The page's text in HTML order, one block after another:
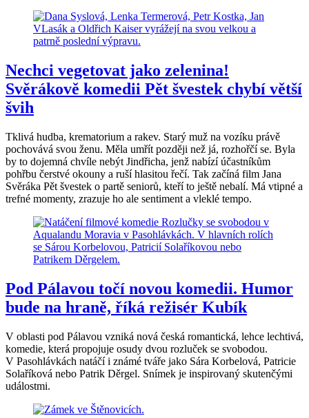
Nechci vegetovat jako zelenina!
Svěrákově komedii Pět švestek chybí větší
švih
Tklivá hudba, krematorium a rakev. Starý muž na vozíku právě
pochovává svou ženu. Měla umřít později než já, rozhořčí se. Byla
by to dojemná chvíle nebýt Jindřicha, jenž nabízí účastníkům
pohřbu čerstvé okouny a ruší hlasitou řečí. Tak začíná film Jana
Svěráka Pět švestek o partě seniorů, kteří to ještě nebalí. Má vtipné a
trefné momenty, zrazuje ho ale sentiment a vleklé tempo.
Pod Pálavou točí novou komedii. Humor
bude na hraně, říká režisér Kubík
V oblasti pod Pálavou vzniká nová česká romantická, lehce lechtivá,
komedie, která propojuje osudy dvou rozluček se svobodou.
V Pasohlávkách natáčí i známé tváře jako Sára Korbelová, Patricie
Solaříková nebo Patrik Děrgel. Snímek je inspirovaný skutenčými
událostmi.